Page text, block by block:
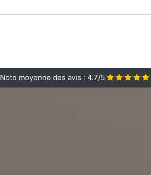
Note moyenne des avis : 4.7/5